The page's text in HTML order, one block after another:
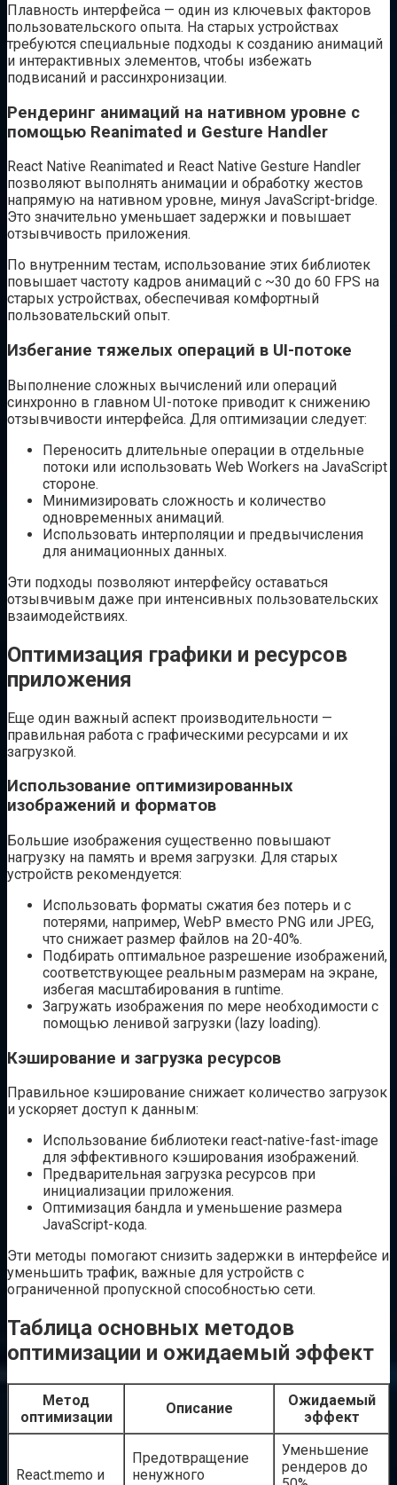
Плавность интерфейса — один из ключевых факторов
пользовательского опыта. На старых устройствах
требуются специальные подходы к созданию анимаций
и интерактивных элементов, чтобы избежать
подвисаний и рассинхронизации.
Рендеринг анимаций на нативном уровне с
помощью Reanimated и Gesture Handler
React Native Reanimated и React Native Gesture Handler
позволяют выполнять анимации и обработку жестов
напрямую на нативном уровне, минуя JavaScript-bridge.
Это значительно уменьшает задержки и повышает
отзывчивость приложения.
По внутренним тестам, использование этих библиотек
повышает частоту кадров анимаций с ~30 до 60 FPS на
старых устройствах, обеспечивая комфортный
пользовательский опыт.
Избегание тяжелых операций в UI-потоке
Выполнение сложных вычислений или операций
синхронно в главном UI-потоке приводит к снижению
отзывчивости интерфейса. Для оптимизации следует:
Переносить длительные операции в отдельные
потоки или использовать Web Workers на JavaScript
стороне.
Минимизировать сложность и количество
одновременных анимаций.
Использовать интерполяции и предвычисления
для анимационных данных.
Эти подходы позволяют интерфейсу оставаться
отзывчивым даже при интенсивных пользовательских
взаимодействиях.
Оптимизация графики и ресурсов
приложения
Еще один важный аспект производительности —
правильная работа с графическими ресурсами и их
загрузкой.
Использование оптимизированных
изображений и форматов
Большие изображения существенно повышают
нагрузку на память и время загрузки. Для старых
устройств рекомендуется:
Использовать форматы сжатия без потерь и с
потерями, например, WebP вместо PNG или JPEG,
что снижает размер файлов на 20-40%.
Подбирать оптимальное разрешение изображений,
соответствующее реальным размерам на экране,
избегая масштабирования в runtime.
Загружать изображения по мере необходимости с
помощью ленивой загрузки (lazy loading).
Кэширование и загрузка ресурсов
Правильное кэширование снижает количество загрузок
и ускоряет доступ к данным:
Использование библиотеки react-native-fast-image
для эффективного кэширования изображений.
Предварительная загрузка ресурсов при
инициализации приложения.
Оптимизация бандла и уменьшение размера
JavaScript-кода.
Эти методы помогают снизить задержки в интерфейсе и
уменьшить трафик, важные для устройств с
ограниченной пропускной способностью сети.
Таблица основных методов
оптимизации и ожидаемый эффект
Метод
оптимизации
Описание
Ожидаемый
эффект
React.memo и
Предотвращение
ненужного
Уменьшение
рендеров до